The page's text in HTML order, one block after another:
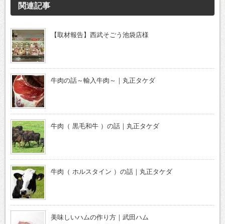
関連記事
【取材報告】西武そごう池袋店様
牛肉の話～輸入牛肉～｜丸正タケダ
牛肉（ 黒毛和牛 ）の話｜丸正タケダ
牛肉（ ホルスタイン ）の話｜丸正タケダ
美味しいハムの作り方｜武田ハム